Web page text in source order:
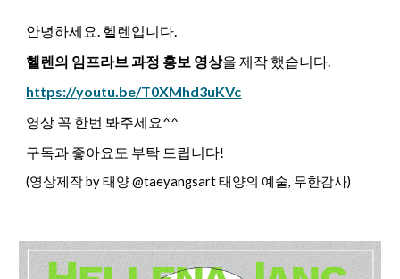
안녕하세요. 헬렌입니다.
헬렌의 임프라브 과정 홍보 영상을 제작 했습니다.
https://youtu.be/T0XMhd3uKVc
영상 꼭 한번 봐주세요^^
구독과 좋아요도 부탁 드립니다!
(영상제작 by 태양 @taeyangsart 태양의 예술, 무한감사)